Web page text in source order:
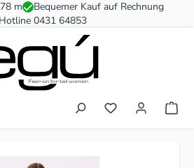
m
Bequemer Kauf auf Rechnung
Hotline 0431 64853
Du hast 0